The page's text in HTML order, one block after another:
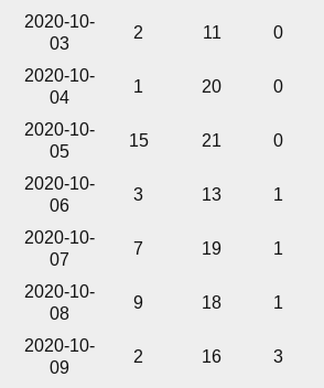
2020-10-
03
2 11 0
2020-10-
04
1 20 0
2020-10-
05
15 21 0
2020-10-
06
3 13 1
2020-10-
07
7 19 1
2020-10-
08
9 18 1
2020-10-
09
2 16 3